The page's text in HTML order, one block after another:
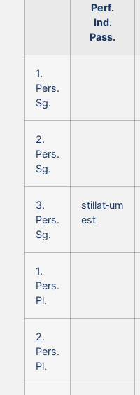
Perf.
Ind.
Pass.
1.
Pers.
Sg.
2.
Pers.
Sg.
3.
Pers.
Sg.
stillat‑um
est
1.
Pers.
Pl.
2.
Pers.
Pl.